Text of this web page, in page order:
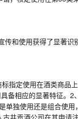
和使用获得了显著
指定使用在酒类商品
相应的显著特征。2
单独使用还是组合使
井贡酒公司在其申请